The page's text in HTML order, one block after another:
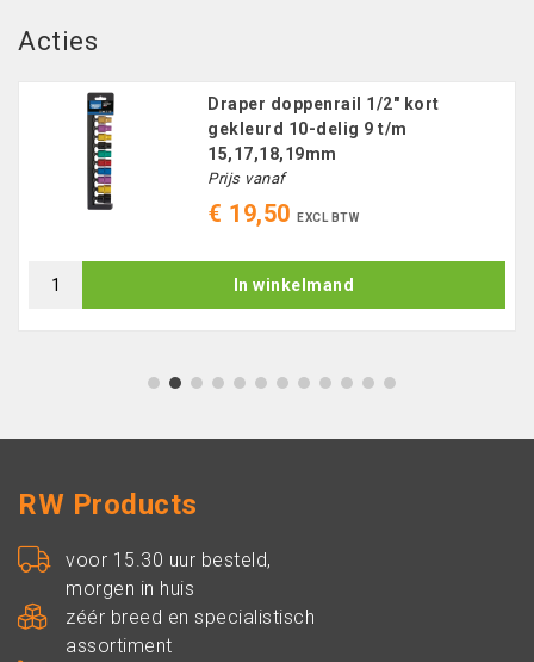
Acties
Draper doppenrail 1/2" kort
gekleurd 10-delig 9 t/m
15,17,18,19mm
Prijs vanaf
€ 19,50 EXCL BTW
In winkelmand
1 2 3 4 5 6 7 8 9 10 11 12
RW Products
voor 15.30 uur besteld,
morgen in huis
zéér breed en specialistisch
assortiment